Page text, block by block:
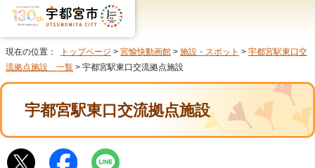
現在の位置： トップページ > 宮愉快動画館 > 施設・スポット > 宇都宮駅東口交
流拠点施設 一覧 > 宇都宮駅東口交流拠点施設
宇都宮駅東口交流拠点施設